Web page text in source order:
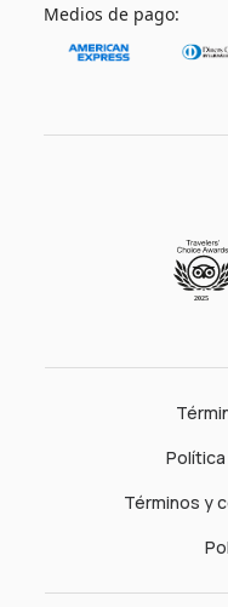
Medios de pago:
Política
Términos y